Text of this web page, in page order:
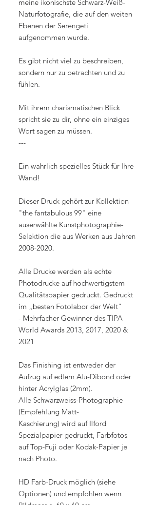
meine ikonischste Schwarz-Weiß-
Naturfotografie, die auf den weiten
Ebenen der Serengeti
aufgenommen wurde.
Es gibt nicht viel zu beschreiben,
sondern nur zu betrachten und zu
fühlen.
Mit ihrem charismatischen Blick
spricht sie zu dir, ohne ein einziges
Wort sagen zu müssen.
---
Ein wahrlich spezielles Stück für Ihre
Wand!
Dieser Druck gehört zur Kollektion
"the fantabulous 99" eine
auserwählte Kunstphotographie-
Selektion die aus Werken aus Jahren
2008-2020.
Alle Drucke werden als echte
Photodrucke auf hochwertigstem
Qualitätspapier gedruckt. Gedruckt
im „besten Fotolabor der Welt“
- Mehrfacher Gewinner des TIPA
World Awards 2013, 2017, 2020 &
2021
Das Finishing ist entweder der
Aufzug auf edlem Alu-Dibond oder
hinter Acrylglas (2mm).
Alle Schwarzweiss-Photographie
(Empfehlung Matt-
Kaschierung) wird auf Ilford
Spezialpapier gedruckt, Farbfotos
auf Top-Fuji oder Kodak-Papier je
nach Photo.
HD Farb-Druck möglich (siehe
Optionen) und empfohlen wenn